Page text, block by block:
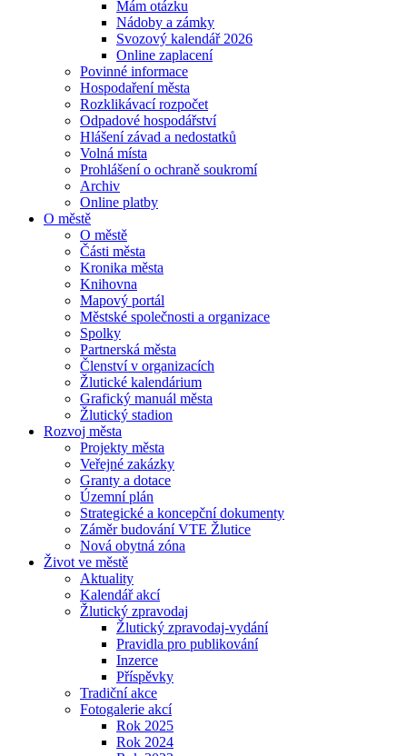
Mám otázku
Nádoby a zámky
Svozový kalendář 2026
Online zaplacení
Povinné informace
Hospodaření města
Rozklikávací rozpočet
Odpadové hospodářství
Hlášení závad a nedostatků
Volná místa
Prohlášení o ochraně soukromí
Archiv
Online platby
O městě
O městě
Části města
Kronika města
Knihovna
Mapový portál
Městské společnosti a organizace
Spolky
Partnerská města
Členství v organizacích
Žlutické kalendárium
Grafický manuál města
Žlutický stadion
Rozvoj města
Projekty města
Veřejné zakázky
Granty a dotace
Územní plán
Strategické a koncepční dokumenty
Záměr budování VTE Žlutice
Nová obytná zóna
Život ve městě
Aktuality
Kalendář akcí
Žlutický zpravodaj
Žlutický zpravodaj-vydání
Pravidla pro publikování
Inzerce
Příspěvky
Tradiční akce
Fotogalerie akcí
Rok 2025
Rok 2024